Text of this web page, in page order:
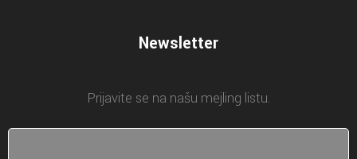
Newsletter
Prijavite se na našu mejling listu.